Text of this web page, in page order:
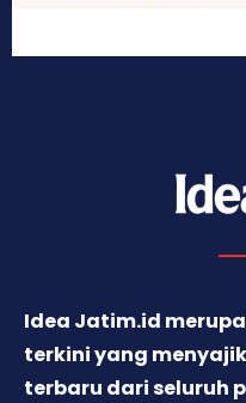
Idea Jatim.id
terkini yang
terbaru dari seluruh